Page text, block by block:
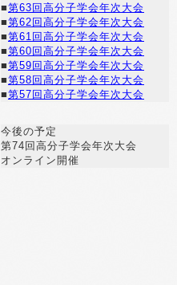
■第63回高分子学会年次大会
■第62回高分子学会年次大会
■第61回高分子学会年次大会
■第60回高分子学会年次大会
■第59回高分子学会年次大会
■第58回高分子学会年次大会
■第57回高分子学会年次大会
今後の予定
第74回高分子学会年次大会
オンライン開催